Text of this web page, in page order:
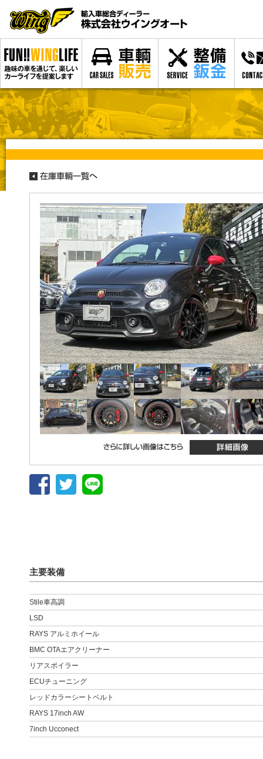
主要装備
Stile車高調
LSD
RAYS アルミホイール
BMC OTAエアクリーナー
リアスポイラー
ECUチューニング
レッドカラーシートベルト
RAYS 17inch AW
7inch Ucconect